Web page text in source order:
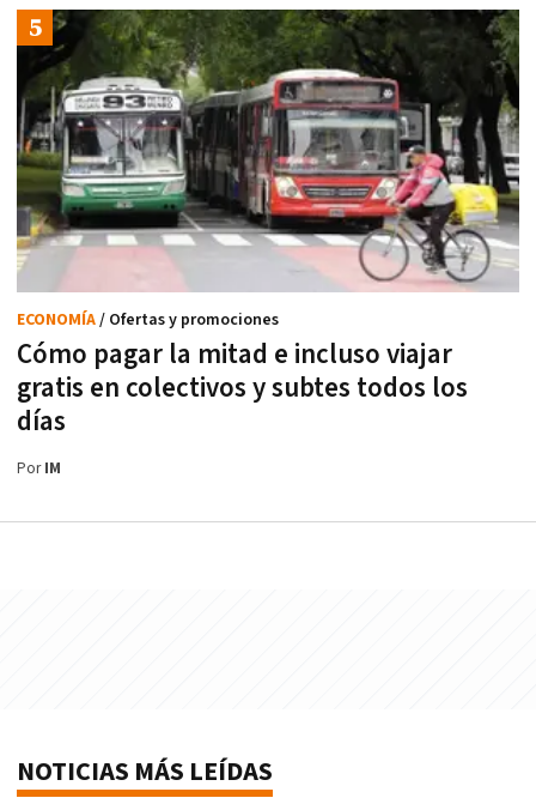
Cómo pagar la mitad e incluso viajar
gratis en colectivos y subtes todos los
días
ECONOMÍA/ Ofertas y promociones
PorIM
NOTICIAS MÁS LEÍDAS